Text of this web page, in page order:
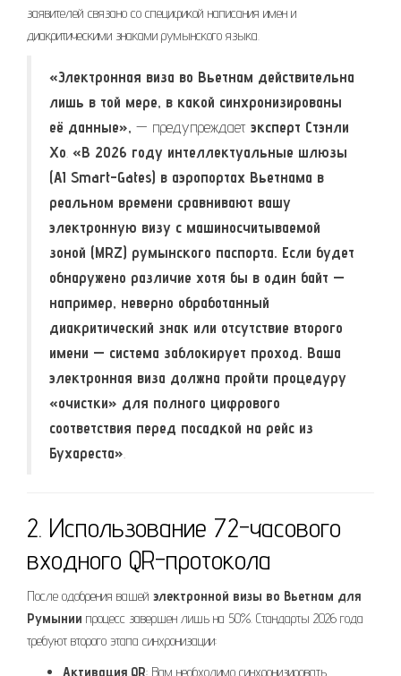
заявителей связано со спецификой написания имен и
диакритическими знаками румынского языка.
«Электронная виза во Вьетнам действительна
лишь в той мере, в какой синхронизированы
её данные», — предупреждает эксперт Стэнли
Хо «В 2026 году интеллектуальные шлюзы
(AI Smart-Gates) в аэропортах Вьетнама в
реальном времени сравнивают вашу
электронную визу с машиносчитываемой
зоной (MRZ) румынского паспорта. Если будет
обнаружено различие хотя бы в один байт —
например, неверно обработанный
диакритический знак или отсутствие второго
имени — система заблокирует проход. Ваша
электронная виза должна пройти процедуру
«очистки» для полного цифрового
соответствия перед посадкой на рейс из
Бухареста»
2. Использование 72-часового
входного QR-протокола
После одобрения вашей электронной визы во Вьетнам для
Румынии процесс завершен лишь на 50%. Стандарты 2026 года
требуют второго этапа синхронизации:
Активация QR: Вам необходимо синхронизировать